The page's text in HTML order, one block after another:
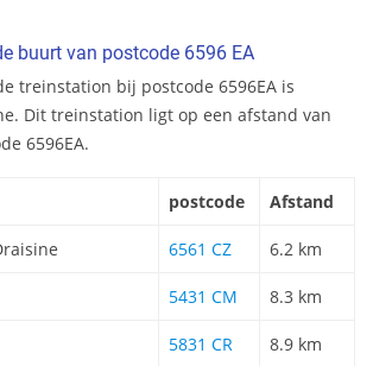
buurt van postcode 6596 EA
treinstation bij postcode 6596EA is
Dit treinstation ligt op een afstand van
6596EA.
postcode Afstand
6561 CZ 6.2 km
5431 CM 8.3 km
5831 CR 8.9 km